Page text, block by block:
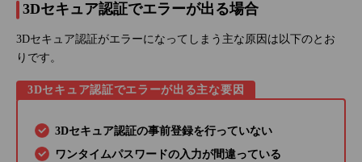
3Dセキュア認証でエラーが出る場合
3Dセキュア認証がエラーになってしまう主な原因は以下のとお
りです。
3Dセキュア認証でエラーが出る主な要因
3Dセキュア認証の事前登録を行っていない
ワンタイムパスワードの入力が間違っている